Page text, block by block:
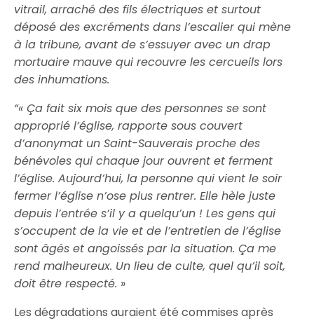
vitrail, arraché des fils électriques et surtout
déposé des excréments dans l’escalier qui mène
à la tribune, avant de s’essuyer avec un drap
mortuaire mauve qui recouvre les cercueils lors
des inhumations.
“« Ça fait six mois que des personnes se sont
approprié l’église, rapporte sous couvert
d’anonymat un Saint-Sauverais proche des
bénévoles qui chaque jour ouvrent et ferment
l’église. Aujourd’hui, la personne qui vient le soir
fermer l’église n’ose plus rentrer. Elle hèle juste
depuis l’entrée s’il y a quelqu’un ! Les gens qui
s’occupent de la vie et de l’entretien de l’église
sont âgés et angoissés par la situation. Ça me
rend malheureux. Un lieu de culte, quel qu’il soit,
doit être respecté. »
Les dégradations auraient été commises après